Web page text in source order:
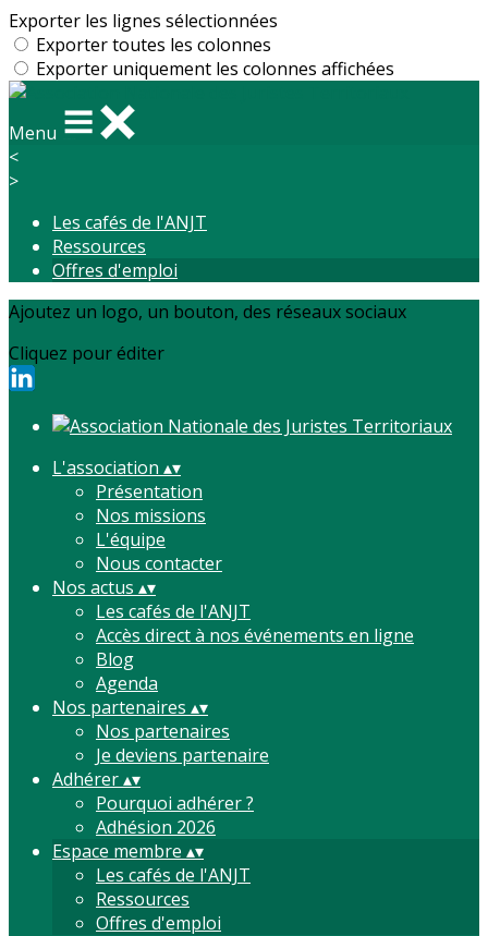
Exporter les lignes sélectionnées
Exporter toutes les colonnes
Exporter uniquement les colonnes affichées
Menu
<
>
Les cafés de l'ANJT
Ressources
Offres d'emploi
Ajoutez un logo, un bouton, des réseaux sociaux
Cliquez pour éditer
L'association ▴▾
Présentation
Nos missions
L'équipe
Nous contacter
Nos actus ▴▾
Les cafés de l'ANJT
Accès direct à nos événements en ligne
Blog
Agenda
Nos partenaires ▴▾
Nos partenaires
Je deviens partenaire
Adhérer▴▾
Pourquoi adhérer ?
Adhésion 2026
Espace membre ▴▾
Les cafés de l'ANJT
Ressources
Offres d'emploi